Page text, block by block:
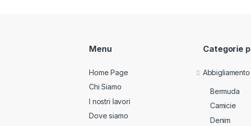
Menu
Home Page
Chi Siamo
I nostri lavori
Dove siamo
Categorie
Abbigliamento
Bermuda
Camicie
Denim